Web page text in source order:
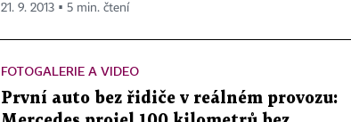
21. 9. 2013 ▪ 5 min. čtení
FOTOGALERIE A VIDEO
První auto bez řidiče v reálném provozu: